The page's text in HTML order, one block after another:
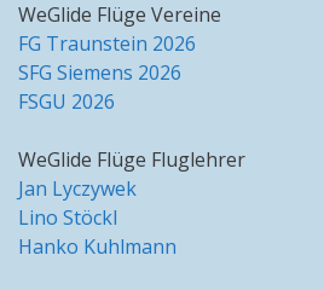
WeGlide Flüge Vereine
FG Traunstein 2026
SFG Siemens 2026
FSGU 2026
WeGlide Flüge Fluglehrer
Jan Lyczywek
Lino Stöckl
Hanko Kuhlmann